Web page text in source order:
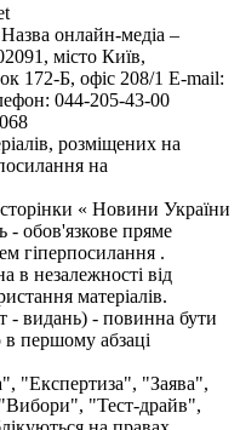
онлайн-медіа –
місто Київ,
Б, офіс 208/1 E-mail:
044-205-43-00
розміщених на
на
сторінки « Новини України
- обов'язкове пряме
гіперпосилання .
в незалежності від
матеріалів.
- видань) - повинна бути
в першому абзаці
"Експертиза", "Заява",
"Тест-драйв",